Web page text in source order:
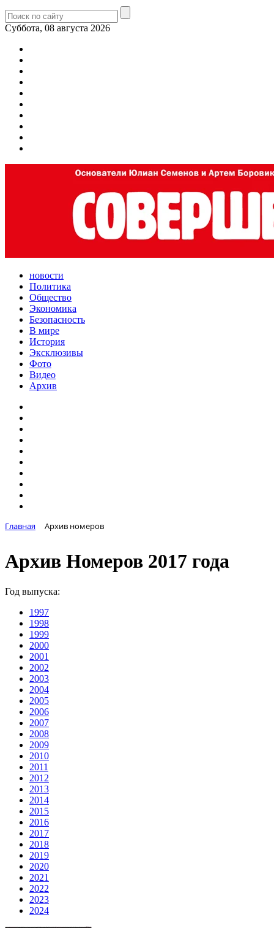
Суббота, 08 августа 2026
новости
Политика
Общество
Экономика
Безопасность
В мире
История
Эксклюзивы
Фото
Видео
Архив
Главная Архив номеров
Архив Номеров 2017 года
Год выпуска:
1997
1998
1999
2000
2001
2002
2003
2004
2005
2006
2007
2008
2009
2010
2011
2012
2013
2014
2015
2016
2017
2018
2019
2020
2021
2022
2023
2024